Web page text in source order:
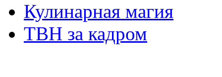
Кулинарная магия
ТВН за кадром